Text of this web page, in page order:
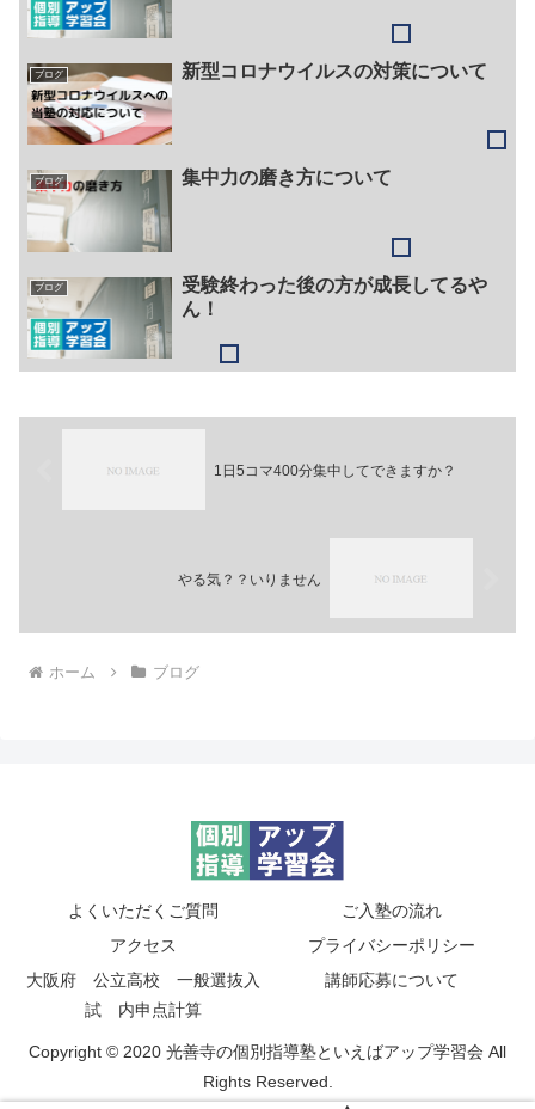
ブログ 新型コロナウイルスの対策について
ブログ 集中力の磨き方について
ブログ
受験終わった後の方が成長してるや
ん！
1日5コマ400分集中してできますか？
やる気？？いりません
ホーム ブログ
よくいただくご質問
ご入塾の流れ
アクセス
プライバシーポリシー
大阪府 公立高校 一般選抜入
試 内申点計算
講師応募について
Copyright © 2020 光善寺の個別指導塾といえばアップ学習会 All
Rights Reserved.